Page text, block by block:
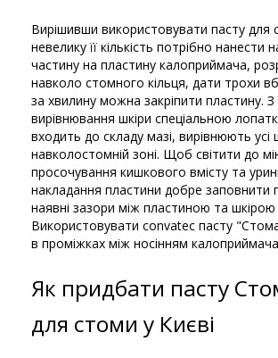
Вирішивши використовувати пасту для
невелику її кількість потрібно нанести
частину на пластину калоприймача,
навколо стомного кільця, дати трохи
за хвилину можна закріпити пластину.
вирівнювання шкіри спеціальною
входить до складу мазі, вирівнюють усі
навколостомній зоні. Щоб світити до
просочування кишкового вмісту та
накладання пластини добре заповнити
наявні зазори між пластиною та шкірою
Використовувати convatec пасту
в проміжках між носінням
Як придбати пасту
для стоми у Києві